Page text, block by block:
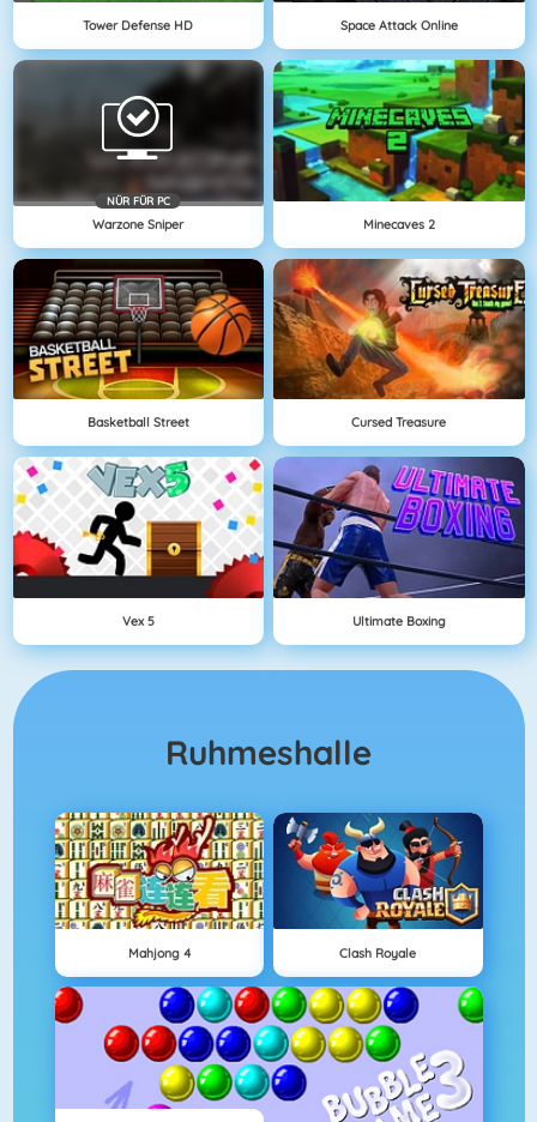
Tower Defense HD Space Attack Online
NÜR FÜR PC
Warzone Sniper Minecaves 2
Basketball Street Cursed Treasure
Vex 5 Ultimate Boxing
Ruhmeshalle
Mahjong 4 Clash Royale